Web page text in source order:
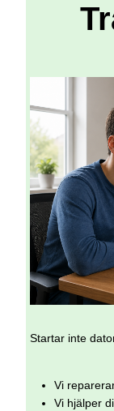
Startar inte
Vi
Vi hjälper